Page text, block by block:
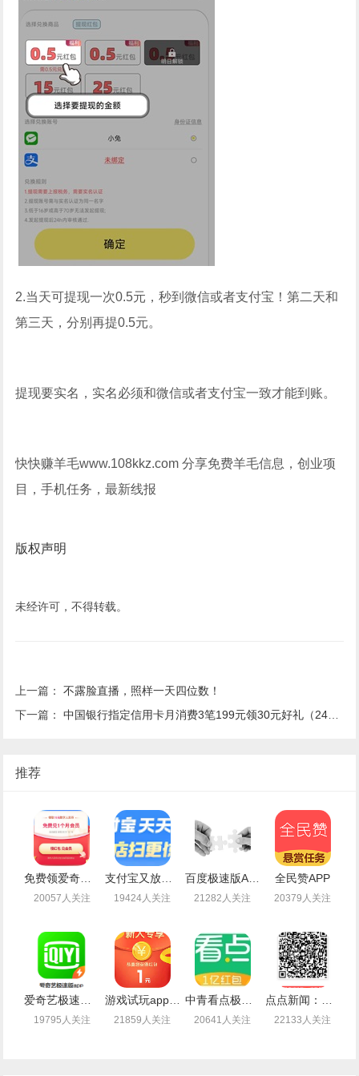
2.当天可提现一次0.5元，秒到微信或者支付宝！第二天和
第三天，分别再提0.5元。
提现要实名，实名必须和微信或者支付宝一致才能到账。
快快赚羊毛www.108kkz.com 分享免费羊毛信息，创业项
目，手机任务，最新线报
版权声明
未经许可，不得转载。
上一篇：不露脸直播，照样一天四位数！
下一篇：中国银行指定信用卡月消费3笔199元领30元好礼（24年2季度）
推荐
20057人关注
支付宝又放水了免费领取最高99元通用红包
19424人关注
百度极速版APP新老用户登录领取1-14.4元现金红包
21282人关注
全民赞APP
20379人关注
19795人关注
游戏试玩app闲时联盟：注册送1.4元现金，可提现支付宝
21859人关注 20641人关注 22133人关注